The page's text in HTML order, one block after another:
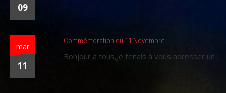
09
mar
11
Commémoration du 11 Novembre
Bonjour à tous,Je tenais à vous adresser un